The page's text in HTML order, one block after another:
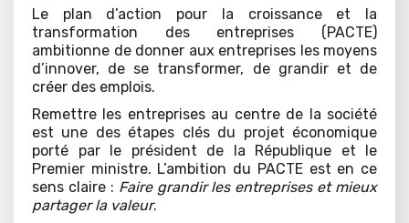
Le plan d’action pour la croissance et la
transformation des entreprises (PACTE)
ambitionne de donner aux entreprises les moyens
d’innover, de se transformer, de grandir et de
créer des emplois.
Remettre les entreprises au centre de la société
est une des étapes clés du projet économique
porté par le président de la République et le
Premier ministre. L’ambition du PACTE est en ce
sens claire : Faire grandir les entreprises et mieux
partager la valeur.